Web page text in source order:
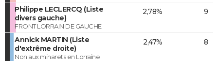
Philippe LECLERCQ (Liste
divers gauche)
FRONT LORRAIN DE GAUCHE
2,78% 9
Annick MARTIN (Liste
d'extrême droite)
Non aux minarets en Lorraine
2,47% 8